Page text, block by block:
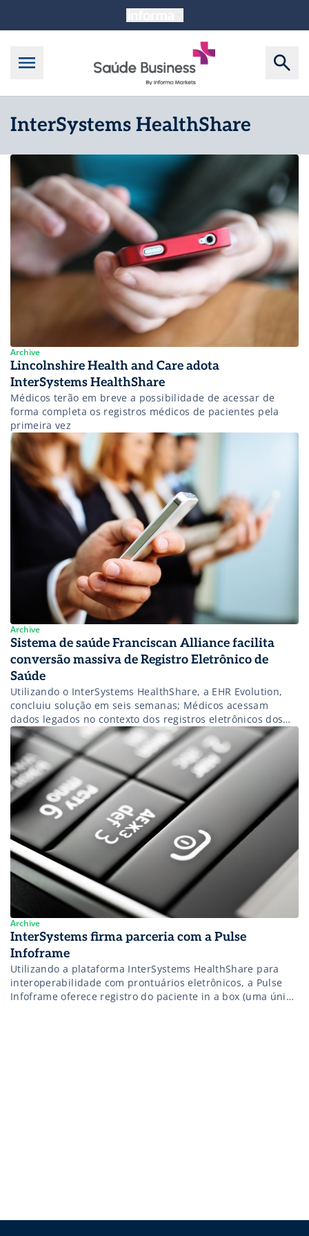
InterSystems HealthShare
Archive
Lincolnshire Health and Care adota
InterSystems HealthShare
Médicos terão em breve a possibilidade de acessar de
forma completa os registros médicos de pacientes pela
primeira vez
Archive
Sistema de saúde Franciscan Alliance facilita
conversão massiva de Registro Eletrônico de
Saúde
Utilizando o InterSystems HealthShare, a EHR Evolution,
concluiu solução em seis semanas; Médicos acessam
dados legados no contexto dos registros eletrônicos dos
pacientes
Archive
InterSystems firma parceria com a Pulse
Infoframe
Utilizando a plataforma InterSystems HealthShare para
interoperabilidade com prontuários eletrônicos, a Pulse
Infoframe oferece registro do paciente in a box (uma única